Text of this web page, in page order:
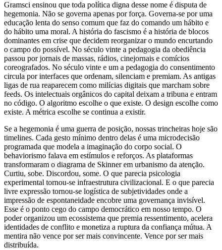
Gramsci ensinou que toda política digna desse nome é disputa de
hegemonia. Não se governa apenas por força. Governa-se por uma
educação lenta do senso comum que faz do comando um hábito e
do hábito uma moral. A história do fascismo é a história de blocos
dominantes em crise que decidem reorganizar o mundo encurtando
o campo do possível. No século vinte a pedagogia da obediência
passou por jornais de massas, rádios, cinejornais e comícios
coreografados. No século vinte e um a pedagogia do consentimento
circula por interfaces que ordenam, silenciam e premiam. As antigas
ligas de rua reaparecem como milícias digitais que marcham sobre
feeds. Os intelectuais orgânicos do capital deixam a tribuna e entram
no código. O algoritmo escolhe o que existe. O design escolhe como
existe. A métrica escolhe se continua a existir.
Se a hegemonia é uma guerra de posição, nossas trincheiras hoje são
timelines. Cada gesto mínimo dentro delas é uma microdecisão
programada que modela a imaginação do corpo social. O
behaviorismo falava em estímulos e reforços. As plataformas
transformaram o diagrama de Skinner em urbanismo da atenção.
Curtiu, sobe. Discordou, some. O que parecia psicologia
experimental tornou-se infraestrutura civilizacional. E o que parecia
livre expressão tornou-se logística de subjetividades onde a
impressão de espontaneidade encobre uma governança invisível.
Esse é o ponto cego do campo democrático em nosso tempo. O
poder organizou um ecossistema que premia ressentimento, acelera
identidades de conflito e monetiza a ruptura da confiança mútua. A
mentira não vence por ser mais convincente. Vence por ser mais
distribuída.